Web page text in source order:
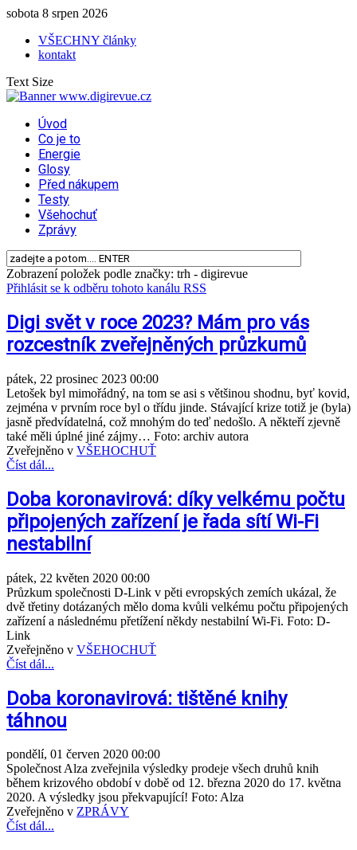
sobota 8 srpen 2026
VŠECHNY články
kontakt
Text Size
Úvod
Co je to
Energie
Glosy
Před nákupem
Testy
Všehochuť
Zprávy
Zobrazení položek podle značky: trh - digirevue
Přihlásit se k odběru tohoto kanálu RSS
Digi svět v roce 2023? Mám pro vás
rozcestník zveřejněných průzkumů
pátek, 22 prosinec 2023 00:00
Letošek byl mimořádný, na tom se asi s většinou shodnu, byť kovid,
zejména v prvním roce byl o třídu jinde. Stávající krize totiž je (byla)
jasně předvídatelná, což mnohým do teď nedošlo. A někteří zjevně
také měli úplné jiné zájmy… Foto: archiv autora
Zveřejněno v VŠEHOCHUŤ
Číst dál...
Doba koronavirová: díky velkému počtu
připojených zařízení je řada sítí Wi-Fi
nestabilní
pátek, 22 květen 2020 00:00
Průzkum společnosti D-Link v pěti evropských zemích ukázal, že
dvě třetiny dotázaných mělo doma kvůli velkému počtu připojených
zařízení a následnému přetížení někdy nestabilní Wi-Fi. Foto: D-
Link
Zveřejněno v VŠEHOCHUŤ
Číst dál...
Doba koronavirová: tištěné knihy
táhnou
pondělí, 01 červen 2020 00:00
Společnost Alza zveřejnila výsledky prodeje všech druhů knih
během krizového období v době od 12. března 2020 do 17. května
2020. A výsledky jsou překvapující! Foto: Alza
Zveřejněno v ZPRÁVY
Číst dál...